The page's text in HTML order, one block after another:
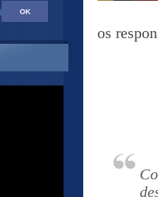
os